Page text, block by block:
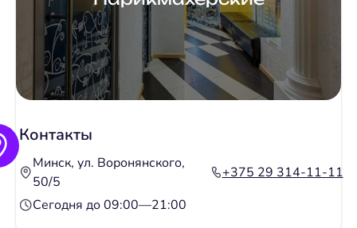
Контакты
Минск, ул. Воронянского,
50/5
+375 29 314-11-11
Сегодня до 09:00—21:00